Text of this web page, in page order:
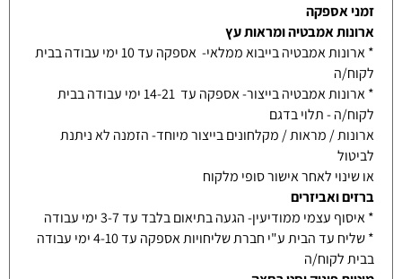
זמני אספקה
ארונות אמבטיה ומראות עץ
* ארונות אמבטיה בייבוא ממלאי- אספקה עד 10 ימי עבודה בבית
לקוח/ה
* ארונות אמבטיה בייצור- אספקה עד 14-21 ימי עבודה בבית
לקוח/ה - תלוי בדגם
ארונות / מראות / מקלחונים בייצור מיוחד- הזמנה לא ניתנת
לביטול
או שינוי לאחר אישור סופי מלקוח
ברזים ואביזרים
* איסוף עצמי ממודיעין- הגעה בתיאום בלבד עד 3-7 ימי עבודה
* שליח עד הבית ע"י חברת שליחויות אספקה עד 4-10 ימי עבודה
בבית לקוח/ה